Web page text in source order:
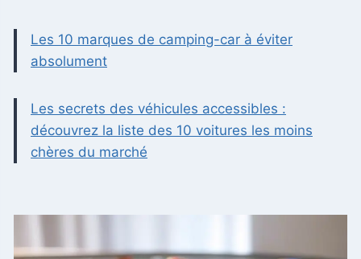
Les 10 marques de camping-car à éviter
absolument
Les secrets des véhicules accessibles :
découvrez la liste des 10 voitures les moins
chères du marché